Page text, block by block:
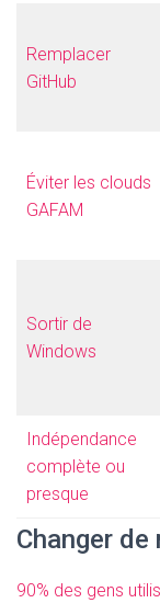
Remplacer
GitHub
Éviter les clouds
GAFAM
Sortir de
Windows
Indépendance
complète ou
presque
Changer
90% des gens